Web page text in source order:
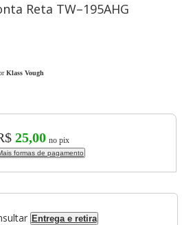
Reta TW–195AHG
Klass Vough
25,00 no pix
formas de pagamento
Entrega e retira